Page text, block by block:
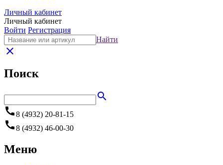
Личный кабинет
Личный кабинет
Войти Регистрация
Найти
close
Поиск
search
call8 (4932) 20-81-15
call8 (4932) 46-00-30
Меню